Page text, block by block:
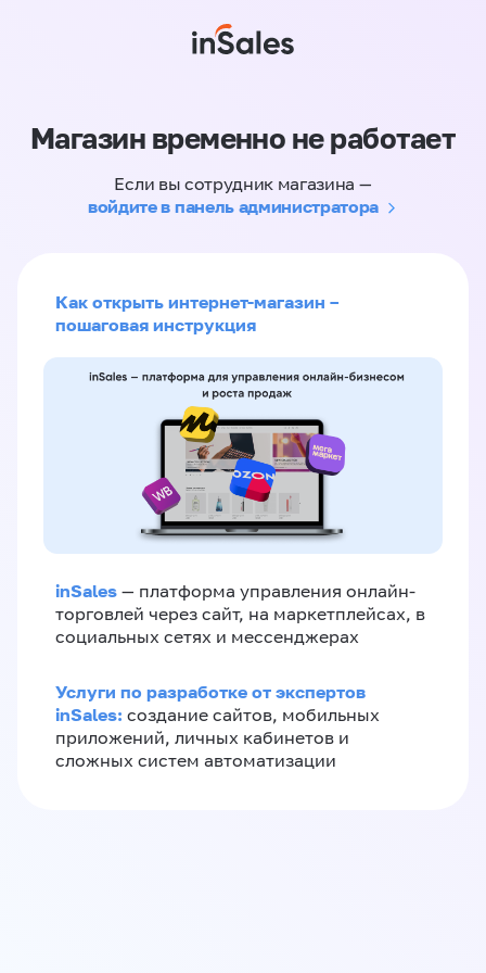
Магазин временно не работает
Если вы сотрудник магазина —
войдите в панель администратора
Как открыть интернет-магазин –
пошаговая инструкция
inSales — платформа управления онлайн-
торговлей через сайт, на маркетплейсах, в
социальных сетях и мессенджерах
Услуги по разработке от экспертов
inSales: создание сайтов, мобильных
приложений, личных кабинетов и
сложных систем автоматизации